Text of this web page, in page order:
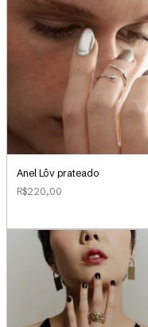
Anel Lôv prateado
R$220,00